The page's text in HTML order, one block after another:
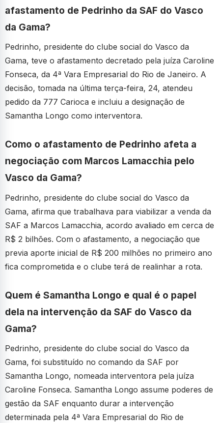
afastamento de Pedrinho da SAF do Vasco
da Gama?
Pedrinho, presidente do clube social do Vasco da
Gama, teve o afastamento decretado pela juíza Caroline
Fonseca, da 4ª Vara Empresarial do Rio de Janeiro. A
decisão, tomada na última terça-feira, 24, atendeu
pedido da 777 Carioca e incluiu a designação de
Samantha Longo como interventora.
Como o afastamento de Pedrinho afeta a
negociação com Marcos Lamacchia pelo
Vasco da Gama?
Pedrinho, presidente do clube social do Vasco da
Gama, afirma que trabalhava para viabilizar a venda da
SAF a Marcos Lamacchia, acordo avaliado em cerca de
R$ 2 bilhões. Com o afastamento, a negociação que
previa aporte inicial de R$ 200 milhões no primeiro ano
fica comprometida e o clube terá de realinhar a rota.
Quem é Samantha Longo e qual é o papel
dela na intervenção da SAF do Vasco da
Gama?
Pedrinho, presidente do clube social do Vasco da
Gama, foi substituído no comando da SAF por
Samantha Longo, nomeada interventora pela juíza
Caroline Fonseca. Samantha Longo assume poderes de
gestão da SAF enquanto durar a intervenção
determinada pela 4ª Vara Empresarial do Rio de